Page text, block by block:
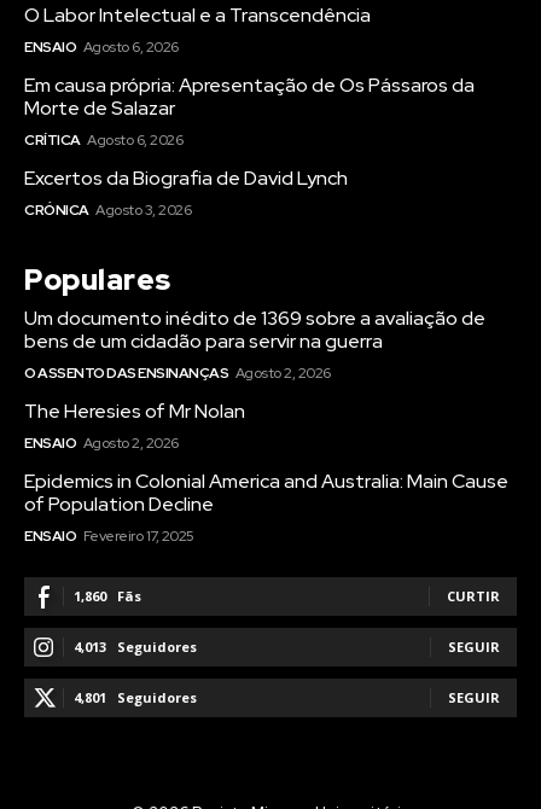
O Labor Intelectual e a Transcendência
ENSAIO Agosto 6, 2026
Em causa própria: Apresentação de Os Pássaros da
Morte de Salazar
CRÍTICA Agosto 6, 2026
Excertos da Biografia de David Lynch
CRÓNICA Agosto 3, 2026
Populares
Um documento inédito de 1369 sobre a avaliação de
bens de um cidadão para servir na guerra
O ASSENTO DAS ENSINANÇAS Agosto 2, 2026
The Heresies of Mr Nolan
ENSAIO Agosto 2, 2026
Epidemics in Colonial America and Australia: Main Cause
of Population Decline
ENSAIO Fevereiro 17, 2025
1,860 Fãs CURTIR
4,013 Seguidores SEGUIR
4,801 Seguidores SEGUIR